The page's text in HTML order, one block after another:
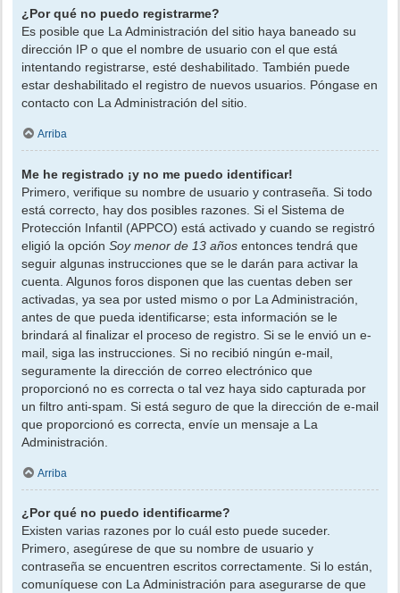
¿Por qué no puedo registrarme?
Es posible que La Administración del sitio haya baneado su
dirección IP o que el nombre de usuario con el que está
intentando registrarse, esté deshabilitado. También puede
estar deshabilitado el registro de nuevos usuarios. Póngase en
contacto con La Administración del sitio.
Arriba
Me he registrado ¡y no me puedo identificar!
Primero, verifique su nombre de usuario y contraseña. Si todo
está correcto, hay dos posibles razones. Si el Sistema de
Protección Infantil (APPCO) está activado y cuando se registró
eligió la opción Soy menor de 13 años entonces tendrá que
seguir algunas instrucciones que se le darán para activar la
cuenta. Algunos foros disponen que las cuentas deben ser
activadas, ya sea por usted mismo o por La Administración,
antes de que pueda identificarse; esta información se le
brindará al finalizar el proceso de registro. Si se le envió un e-
mail, siga las instrucciones. Si no recibió ningún e-mail,
seguramente la dirección de correo electrónico que
proporcionó no es correcta o tal vez haya sido capturada por
un filtro anti-spam. Si está seguro de que la dirección de e-mail
que proporcionó es correcta, envíe un mensaje a La
Administración.
Arriba
¿Por qué no puedo identificarme?
Existen varias razones por lo cuál esto puede suceder.
Primero, asegúrese de que su nombre de usuario y
contraseña se encuentren escritos correctamente. Si lo están,
comuníquese con La Administración para asegurarse de que